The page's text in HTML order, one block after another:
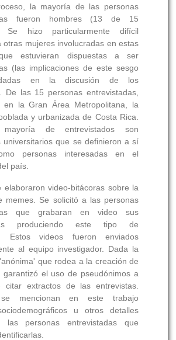
la mayoría de las personas
fueron hombres (13 de 15
Se hizo particularmente difícil
otras mujeres involucradas en estas
estuvieran dispuestas a ser
(las implicaciones de este sesgo
en la discusión de los
De las 15 personas entrevistadas,
en la Gran Área Metropolitana, la
y urbanizada de Costa Rica.
de entrevistados son
universitarios que se definieron a sí
personas interesadas en el
país.
elaboraron video-bitácoras sobre la
memes. Se solicitó a las personas
que grabaran en video sus
produciendo este tipo de
Estos videos fueron enviados
al equipo investigador. Dada la
que rodea a la creación de
garantizó el uso de pseudónimos a
extractos de las entrevistas.
se mencionan en este trabajo
u otros detalles
las personas entrevistadas que